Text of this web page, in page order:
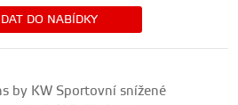
DO NABÍDKY
by KW Sportovní snížené